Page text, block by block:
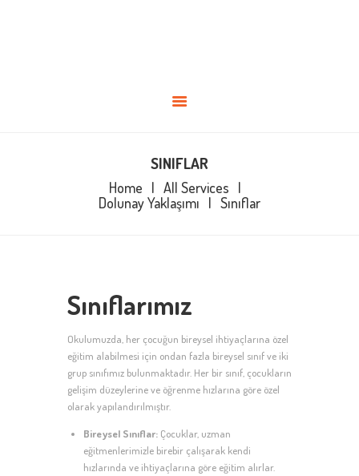
SINIFLAR
Home
All Services
Dolunay Yaklaşımı
Sınıflar
Sınıflarımız
Okulumuzda, her çocuğun bireysel ihtiyaçlarına özel
eğitim alabilmesi için ondan fazla bireysel sınıf ve iki
grup sınıfımız bulunmaktadır. Her bir sınıf, çocukların
gelişim düzeylerine ve öğrenme hızlarına göre özel
olarak yapılandırılmıştır.
Bireysel Sınıflar:Çocuklar, uzman
eğitmenlerimizle birebir çalışarak kendi
hızlarında ve ihtiyaçlarına göre eğitim alırlar.